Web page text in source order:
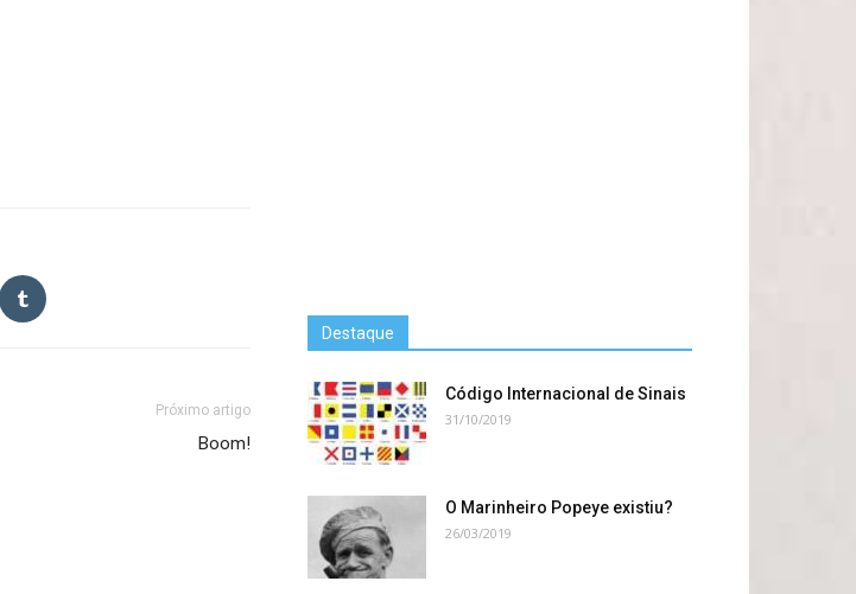
Próximo artigo
Boom!
Destaque
Código Internacional de Sinais
31/10/2019
O Marinheiro Popeye existiu?
26/03/2019